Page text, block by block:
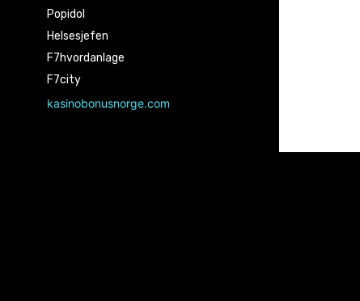
Popidol
Helsesjefen
F7hvordanlage
F7city
kasinobonusnorge.com